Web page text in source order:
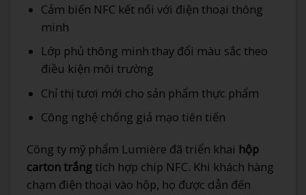
Cảm biến NFC kết nối với điện thoại thông
minh
Lớp phủ thông minh thay đổi màu sắc theo
điều kiện môi trường
Chỉ thị tươi mới cho sản phẩm thực phẩm
Công nghệ chống giả mạo tiên tiến
Công ty mỹ phẩm Lumière đã triển khai hộp
carton trắng tích hợp chip NFC. Khi khách hàng
chạm điện thoại vào hộp, họ được dẫn đến